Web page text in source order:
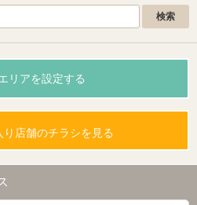
リアを設定する
り店舗のチラシを見る